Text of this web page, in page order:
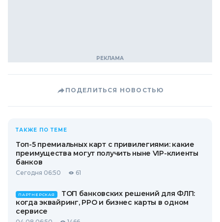
ПОДЕЛИТЬСЯ НОВОСТЬЮ
ТАКЖЕ ПО ТЕМЕ
Топ-5 премиальных карт с привилегиями: какие
преимущества могут получить ныне VIP-клиенты
банков
Сегодня 06:50 61
ПАРТНЕРСКАЯ
ТОП банковских решений для ФЛП:
когда эквайринг, РРО и бизнес карты в одном
сервисе